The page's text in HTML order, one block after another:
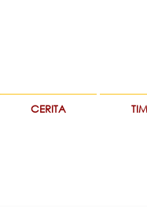
CERITA TIM